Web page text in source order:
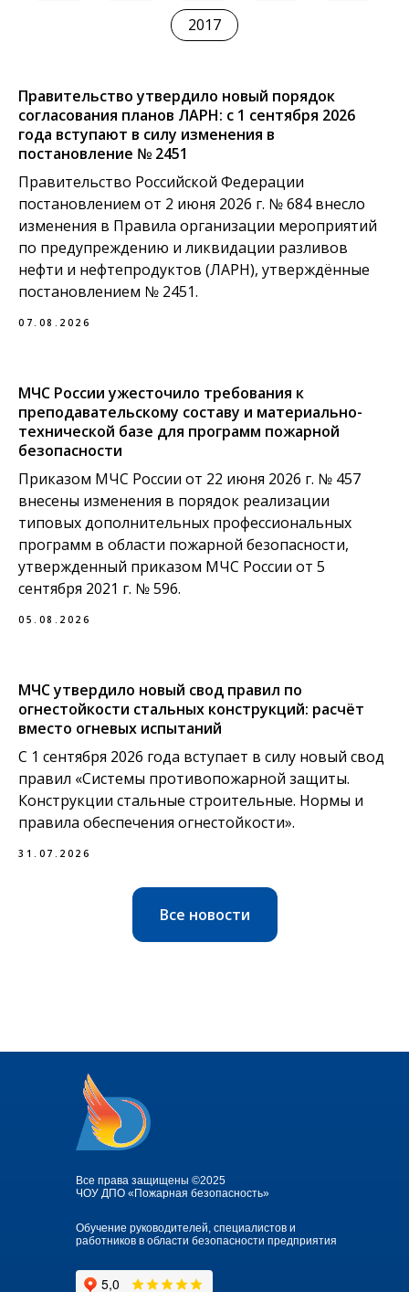
2017
Правительство утвердило новый порядок
согласования планов ЛАРН: с 1 сентября 2026
года вступают в силу изменения в
постановление № 2451
Правительство Российской Федерации
постановлением от 2 июня 2026 г. № 684 внесло
изменения в Правила организации мероприятий
по предупреждению и ликвидации разливов
нефти и нефтепродуктов (ЛАРН), утверждённые
постановлением № 2451.
07.08.2026
МЧС России ужесточило требования к
преподавательскому составу и материально-
технической базе для программ пожарной
безопасности
Приказом МЧС России от 22 июня 2026 г. № 457
внесены изменения в порядок реализации
типовых дополнительных профессиональных
программ в области пожарной безопасности,
утвержденный приказом МЧС России от 5
сентября 2021 г. № 596.
05.08.2026
МЧС утвердило новый свод правил по
огнестойкости стальных конструкций: расчёт
вместо огневых испытаний
С 1 сентября 2026 года вступает в силу новый свод
правил «Системы противопожарной защиты.
Конструкции стальные строительные. Нормы и
правила обеспечения огнестойкости».
31.07.2026
Все новости
Все права защищены ©2025
ЧОУ ДПО «Пожарная безопасность»
Обучение руководителей, специалистов и
работников в области безопасности предприятия